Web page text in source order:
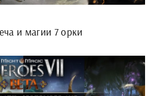
и магии 7 орки